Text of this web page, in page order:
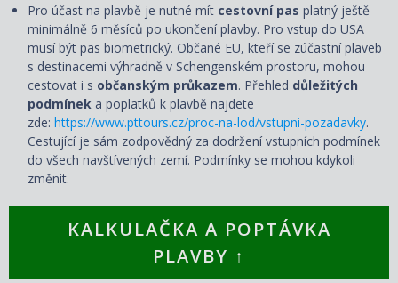
Pro účast na plavbě je nutné mít cestovní pas platný ještě
minimálně 6 měsíců po ukončení plavby. Pro vstup do USA
musí být pas biometrický. Občané EU, kteří se zúčastní plaveb
s destinacemi výhradně v Schengenském prostoru, mohou
cestovat i s občanským průkazem. Přehled důležitých
podmínek a poplatků k plavbě najdete
zde: https://www.pttours.cz/proc-na-lod/vstupni-pozadavky.
Cestující je sám zodpovědný za dodržení vstupních podmínek
do všech navštívených zemí. Podmínky se mohou kdykoli
změnit.
KALKULAČKA A POPTÁVKA
PLAVBY ↑